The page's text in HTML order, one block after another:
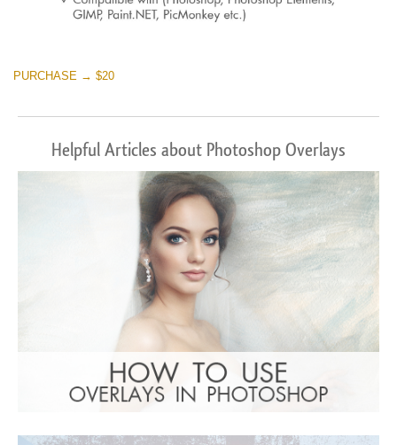
PURCHASE → $20
Helpful Articles about Photoshop Overlays